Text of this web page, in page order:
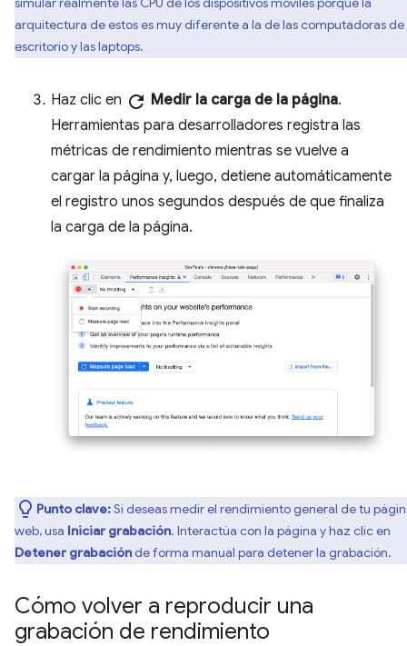
arquitectura de estos es muy diferente a la de las computadoras de
escritorio y las laptops.
Haz clic en refresh Medir la carga de la página.
Herramientas para desarrolladores registra las
métricas de rendimiento mientras se vuelve a
cargar la página y, luego, detiene automáticamente
el registro unos segundos después de que finaliza
la carga de la página.
Punto clave:Si deseas medir el rendimiento general de tu
web, usa Iniciar grabación. Interactúa con la página y haz clic en
Detener grabaciónde forma manual para detener la grabación.
Cómo volver a reproducir una
grabación de rendimiento